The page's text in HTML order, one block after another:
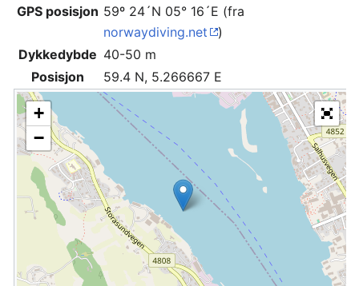
GPS posisjon 59º 24´N 05° 16´E (fra
norwaydiving.net
)
Dykkedybde 40-50 m
Posisjon
59.4 N, 5.266667 E
+
−